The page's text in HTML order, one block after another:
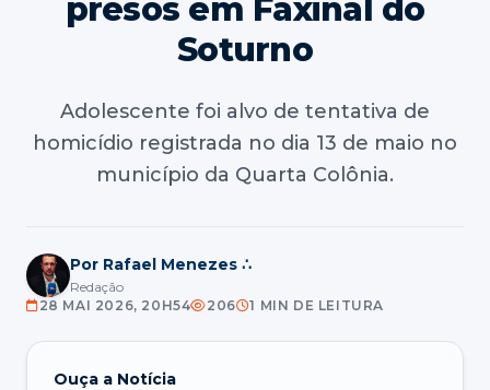
presos em Faxinal do
Soturno
Adolescente foi alvo de tentativa de
homicídio registrada no dia 13 de maio no
município da Quarta Colônia.
Por Rafael Menezes ∴
Redação
28 MAI 2026, 20H54
206 1 MIN DE LEITURA
Ouça a Notícia